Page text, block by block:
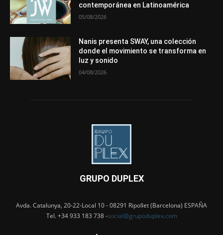
contemporánea en Latinoamérica
05/08/2026
Nanis presenta SWAY, una colección
donde el movimiento se transforma en
luz y sonido
04/08/2026
GRUPO DUPLEX
Avda. Catalunya, 20-22-Local 10 - 08291 Ripollet (Barcelona) ESPAÑA
Tel. +34 933 183 738 -social@grupoduplex.com